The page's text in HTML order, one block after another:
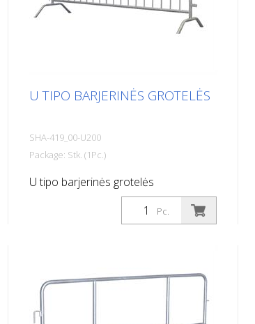
U TIPO BARJERINĖS GROTELĖS
SHA-419_00-U200
Package: Stk. (1Pc.)
U tipo barjerinės grotelės
Pc.